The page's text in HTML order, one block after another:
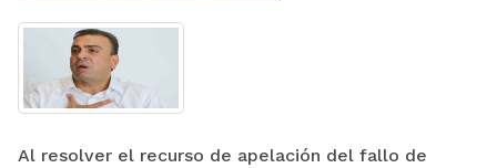
Al resolver el recurso de apelación del fallo de